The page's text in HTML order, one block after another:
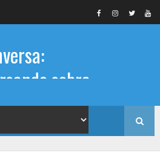
sobre
Psicóloga,
de casal, terapia
online e presencial,